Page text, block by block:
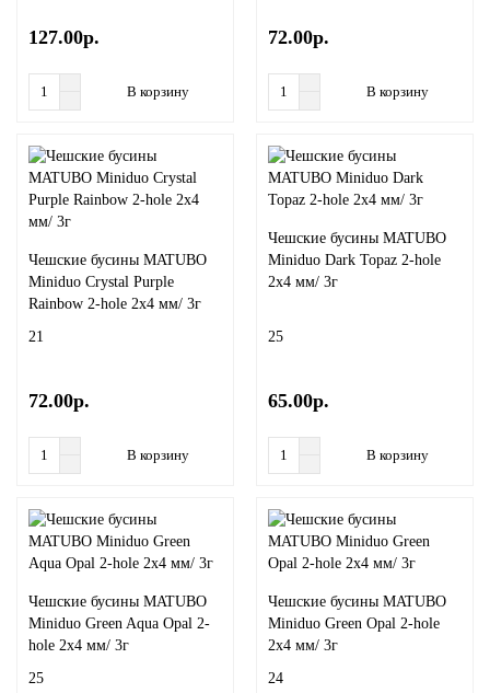
127.00р.
В корзину
72.00р.
В корзину
Чешские бусины MATUBO
Miniduo Crystal Purple
Rainbow 2-hole 2x4 мм/ 3г
21
72.00р.
В корзину
Чешские бусины MATUBO
Miniduo Dark Topaz 2-hole
2x4 мм/ 3г
25
65.00р.
В корзину
Чешские бусины MATUBO
Miniduo Green Aqua Opal 2-
hole 2x4 мм/ 3г
25
Чешские бусины MATUBO
Miniduo Green Opal 2-hole
2x4 мм/ 3г
24